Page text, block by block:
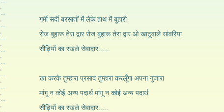
गर्मी सर्दी बरसातों में लेके हाथ में बुहारी
रोज बुहारू तेरा द्वार रोज बुहारू तेरा द्वार ओ खाटूवाले सांवरिया
सीढ़ियों का रखले सेवादार......
खा करके तुम्हारा प्रसाद तुम्हारा करलूँगा अपना गुजारा
मांगू न कोई अन्य पदार्थ मांगू न कोई अन्य पदार्थ
सीढ़ियों का रखले सेवादार.....